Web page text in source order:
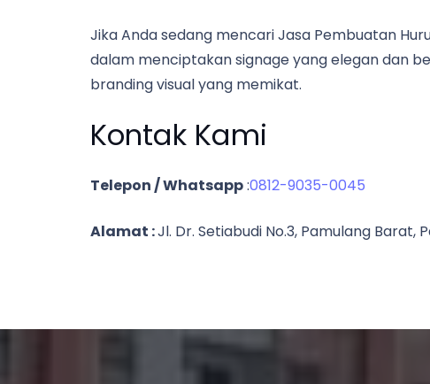
Jika Anda sedang mencari Jasa Pembuatan
dalam menciptakan signage yang elegan dan
branding visual yang memikat.
Kontak Kami
Telepon / Whatsapp:0812-9035-0045
Alamat :Jl. Dr. Setiabudi No.3, Pamulang